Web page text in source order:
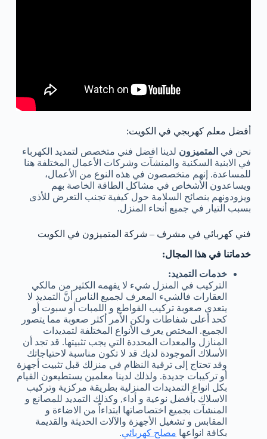
أفضل معلم كهربجي في الكويت:
نحن في المتميزون لدينا افضل فني متخصص لتمديد الكهرباء
في الابنية السكنية والمنشآت وشركات الأعمال المختلفة هنا
للمساعدة. إنهم متخصصون في هذه النوع من الأعمال،
ويساعدون الأشخاص في مشاكل الطاقة الخاصة بهم
ويزودونهم بنصائح السلامة حول كيفية تجنب التعرض للأذى
بسبب التيار في جميع أنحاء المنزل.
فني كهربائي في مشرف – شركة المتميزون في الكويت
خدماتنا في هذا المجال:
خدمات التمديد:
التركيب في المنزل شيء لا يفهمه الكثير من مالكي
العقارات فالشيء المعرف لجميع الناس أنَّ التمديد لا
يتعدى صعوبة تركيب القواطع و اللمبات أو سبوت أو
كحد أعلى شفاطات ولكن الأمر أكثر صعوبة مما يتصور
الجميع. المختص يعرف الأنواع المختلفة لتمديدات
المنازل والمعدات المحددة التي يجب تثبيتها. قد تجد أن
الأسلاك الموجودة لديك قد لا تكون مناسبة لاحتياجاتك
وقد تحتاج إلى ترقية النظام في منزلك قبل تثبيت أجهزة
أو تركيبات جديدة. ولذلك لدينا معلمين يستطيعون القيام
بكل انواع التمديدات المنزلية بطريقة مركزية وتركيب
الاسلاك بأفضل نوعية و أداء, وكذلك التمديد للمصانع و
المنشآت بجميع اختصاصاتها ابتداءاً من الاضاءة و
المقابس و تشغيل الأجهزة والآلات الحديثة والقديمة
بكافة انواعها مصلح كهربائي.